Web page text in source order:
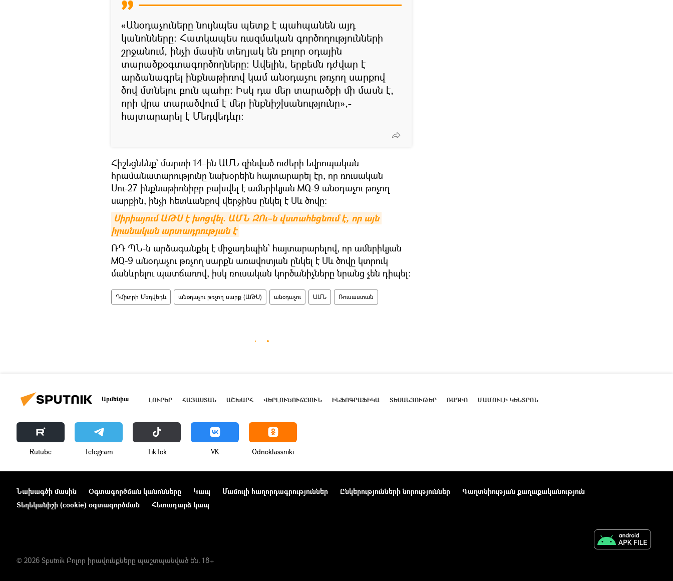
«Անօդաչուները նույնպես պետք է պահպանեն այդ
կանոնները։ Հատկապես ռազմական գործողությունների
շրջանում, ինչի մասին տեղյակ են բոլոր օդային
տարածքօգտագործողները։ Ավելին, երբեմն դժվար է
արձանագրել ինքնաթիռով կամ անօդաչու թռչող սարքով
ծով մտնելու բուն պահը։ Իսկ դա մեր տարածքի մի մասն է,
որի վրա տարածվում է մեր ինքնիշխանությունը»,-
հայտարարել է Մեդվեդևը։
Հիշեցնենք` մարտի 14–ին ԱՄՆ զինված ուժերի եվրոպական
հրամանատարությունը նախօրեին հայտարարել էր, որ ռուսական
Սու-27 ինքնաթիռնիբր բախվել է ամերիկյան MQ-9 անօդաչու թռչող
սարքին, ինչի հետևանքով վերջինս ընկել է Սև ծովը:
Սիրիայում ԱԹՍ է խոցվել. ԱՄՆ ԶՈւ–ն վստահեցնում է, որ այն
իրանական արտադրության է
ՌԴ ՊՆ-ն արձագանքել է միջադեպին՝ հայտարարելով, որ ամերիկյան
MQ-9 անօդաչու թռչող սարքն առավոտյան ընկել է Սև ծովը կտրուկ
մանևրելու պատճառով, իսկ ռուսական կործանիչները նրանց չեն դիպել։
Դմիտրի Մեդվեդև անօդաչու թռչող սարք (ԱԹՍ) անօդաչու ԱՄՆ Ռուսաստան
Արմենիա ԼՈՒՐԵՐ ՀԱՅԱՍՏԱՆ ԱՇԽԱՐՀ ՎԵՐԼՈՒԾՈՒԹՅՈՒՆ ԻՆՖՈԳՐԱՖԻԿԱ ՏԵՍԱՆՅՈՒԹԵՐ ՌԱԴԻՈ ՄԱՄՈՒԼԻ ԿԵՆՏՐՈՆ
Rutube Telegram ТikТоk VK Odnoklassniki
Նախագծի մասին Օգտագործման կանոնները Կապ Մամուլի հաղորդագրություններ Ընկերությունների նորություններ
Գաղտնիության քաղաքականություն
Տեղեկանիշի (cookie) օգտագործման
Հետադարձ կապ
© 2026 Sputnik Բոլոր իրավունքները պաշտպանված են. 18+